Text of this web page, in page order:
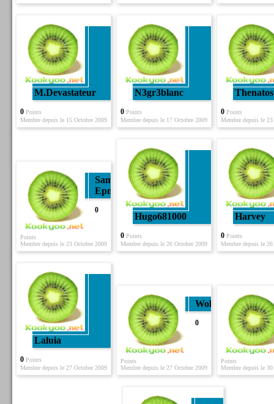
M.devastateur
0Points
Membre depuis le 15 Octobre 2009
N3gr3blanc
0Points
Membre depuis le 17 Octobre 2009
Thenatos
0Points
Membre depuis le 23
Samii-
Epns
0
Points
Membre depuis le 23 Octobre 2009
Hugo681000
0Points
Membre depuis le 26 Octobre 2009
Harvey
0Points
Membre depuis le 26
Laluia
0Points
Membre depuis le 27 Octobre 2009
Wolf
0
Points
Membre depuis le 27 Octobre 2009
Points
Membre depuis le 30